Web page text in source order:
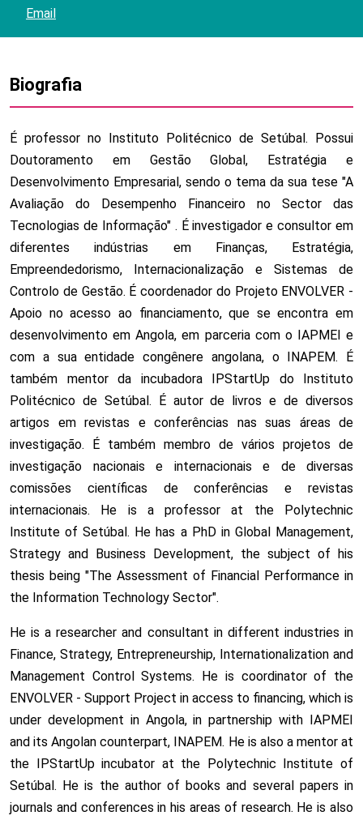
Email
Biografia
É professor no Instituto Politécnico de Setúbal. Possui
Doutoramento em Gestão Global, Estratégia e
Desenvolvimento Empresarial, sendo o tema da sua tese "A
Avaliação do Desempenho Financeiro no Sector das
Tecnologias de Informação" . É investigador e consultor em
diferentes indústrias em Finanças, Estratégia,
Empreendedorismo, Internacionalização e Sistemas de
Controlo de Gestão. É coordenador do Projeto ENVOLVER -
Apoio no acesso ao financiamento, que se encontra em
desenvolvimento em Angola, em parceria com o IAPMEI e
com a sua entidade congênere angolana, o INAPEM. É
também mentor da incubadora IPStartUp do Instituto
Politécnico de Setúbal. É autor de livros e de diversos
artigos em revistas e conferências nas suas áreas de
investigação. É também membro de vários projetos de
investigação nacionais e internacionais e de diversas
comissões científicas de conferências e revistas
internacionais. He is a professor at the Polytechnic
Institute of Setúbal. He has a PhD in Global Management,
Strategy and Business Development, the subject of his
thesis being "The Assessment of Financial Performance in
the Information Technology Sector".
He is a researcher and consultant in different industries in
Finance, Strategy, Entrepreneurship, Internationalization and
Management Control Systems. He is coordinator of the
ENVOLVER - Support Project in access to financing, which is
under development in Angola, in partnership with IAPMEI
and its Angolan counterpart, INAPEM. He is also a mentor at
the IPStartUp incubator at the Polytechnic Institute of
Setúbal. He is the author of books and several papers in
journals and conferences in his areas of research. He is also